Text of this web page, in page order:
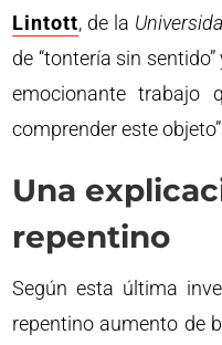
Lintott, de la
de “tontería sin
emocionante trabajo
comprender este
Una
repentino
Según esta última
repentino aumento de